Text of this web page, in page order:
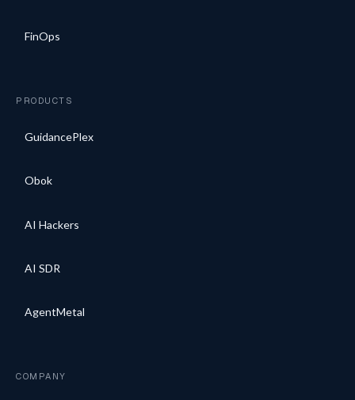
FinOps
PRODUCTS
GuidancePlex
Obok
AI Hackers
AI SDR
AgentMetal
COMPANY